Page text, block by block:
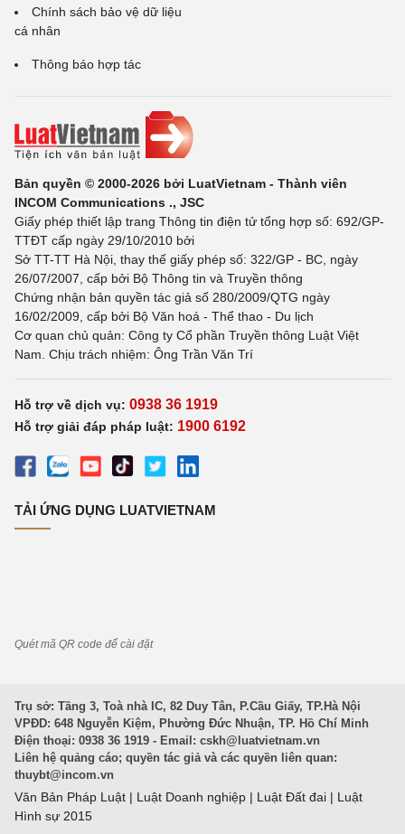
Chính sách bảo vệ dữ liệu
cá nhân
Thông báo hợp tác
Bản quyền © 2000-2026 bởi LuatVietnam - Thành viên
INCOM Communications ., JSC
Giấy phép thiết lập trang Thông tin điện tử tổng hợp số: 692/GP-
TTĐT cấp ngày 29/10/2010 bởi
Sở TT-TT Hà Nội, thay thế giấy phép số: 322/GP - BC, ngày
26/07/2007, cấp bởi Bộ Thông tin và Truyền thông
Chứng nhận bản quyền tác giả số 280/2009/QTG ngày
16/02/2009, cấp bởi Bộ Văn hoá - Thể thao - Du lịch
Cơ quan chủ quản: Công ty Cổ phần Truyền thông Luật Việt
Nam. Chịu trách nhiệm: Ông Trần Văn Trí
Hỗ trợ về dịch vụ: 0938 36 1919
Hỗ trợ giải đáp pháp luật: 1900 6192
TẢI ỨNG DỤNG LUATVIETNAM
Quét mã QR code để cài đặt
Trụ sở: Tầng 3, Toà nhà IC, 82 Duy Tân, P.Cầu Giấy, TP.Hà Nội
VPĐD: 648 Nguyễn Kiệm, Phường Đức Nhuận, TP. Hồ Chí Minh
Điện thoại: 0938 36 1919 - Email: cskh@luatvietnam.vn
Liên hệ quảng cáo; quyền tác giả và các quyền liên quan:
thuybt@incom.vn
Văn Bản Pháp Luật | Luật Doanh nghiệp | Luật Đất đai | Luật
Hình sự 2015